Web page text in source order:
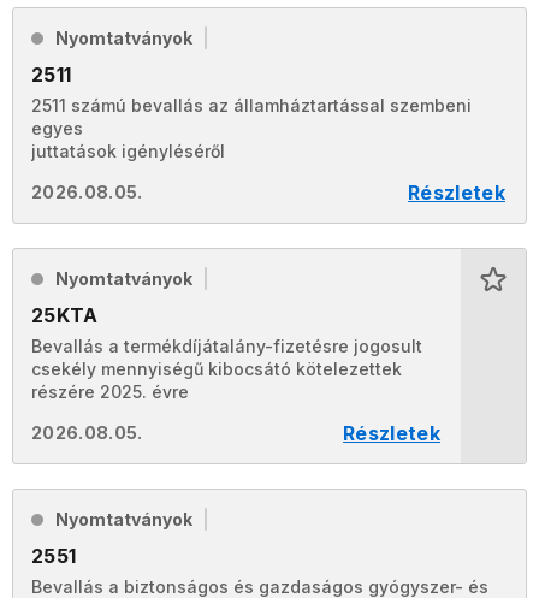
Nyomtatványok
2511
2511 számú bevallás az államháztartással szembeni
egyes
juttatások igényléséről
2026.08.05.
Részletek
Nyomtatványok
25KTA
Bevallás a termékdíjátalány-fizetésre jogosult
csekély mennyiségű kibocsátó kötelezettek
részére 2025. évre
2026.08.05.
Részletek
Nyomtatványok
2551
Bevallás a biztonságos és gazdaságos gyógyszer- és